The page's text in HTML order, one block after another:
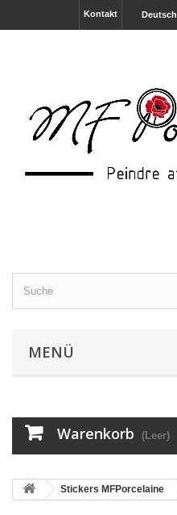
Deutsch
Kontakt
MENÜ
Warenkorb (Leer)
Stickers MFPorcelaine